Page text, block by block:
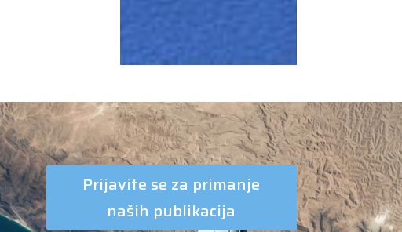
Prijavite se za primanje
naših publikacija